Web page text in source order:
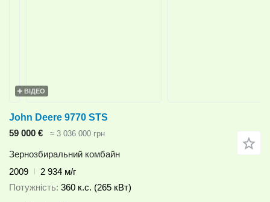
ВІДЕО
John Deere 9770 STS
59 000 €
≈ 3 036 000 грн
Зернозбиральний комбайн
2009
2 934 м/г
Потужність 360 к.с. (265 кВт)